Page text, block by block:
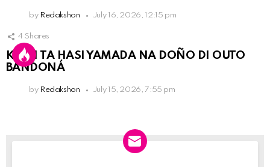
by Redakshon July 16, 2026, 12:15 pm
4 Shares
KPCN TA HASI YAMADA NA DOÑO DI OUTO
BANDONÁ
by Redakshon July 15, 2026, 7:55 pm